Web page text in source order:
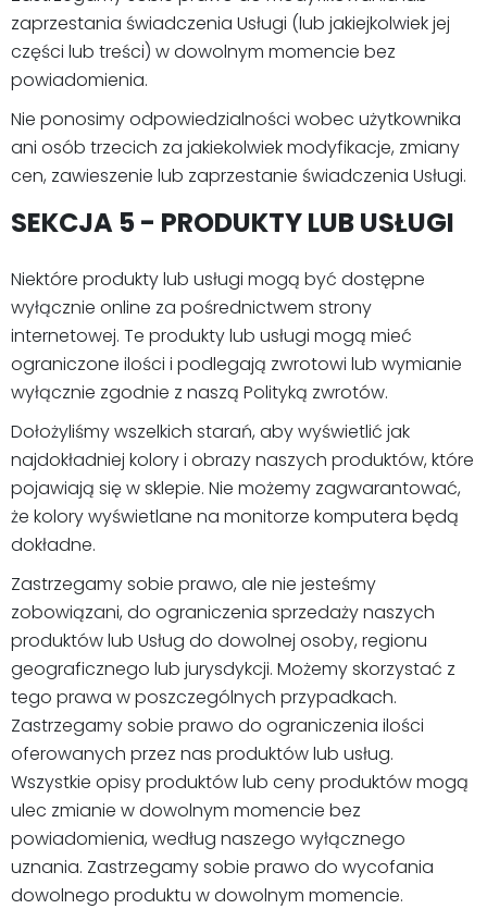
zaprzestania świadczenia Usługi (lub jakiejkolwiek jej
części lub treści) w dowolnym momencie bez
powiadomienia.
Nie ponosimy odpowiedzialności wobec użytkownika
ani osób trzecich za jakiekolwiek modyfikacje, zmiany
cen, zawieszenie lub zaprzestanie świadczenia Usługi.
SEKCJA 5 - PRODUKTY LUB USŁUGI
Niektóre produkty lub usługi mogą być dostępne
wyłącznie online za pośrednictwem strony
internetowej. Te produkty lub usługi mogą mieć
ograniczone ilości i podlegają zwrotowi lub wymianie
wyłącznie zgodnie z naszą Polityką zwrotów.
Dołożyliśmy wszelkich starań, aby wyświetlić jak
najdokładniej kolory i obrazy naszych produktów, które
pojawiają się w sklepie. Nie możemy zagwarantować,
że kolory wyświetlane na monitorze komputera będą
dokładne.
Zastrzegamy sobie prawo, ale nie jesteśmy
zobowiązani, do ograniczenia sprzedaży naszych
produktów lub Usług do dowolnej osoby, regionu
geograficznego lub jurysdykcji. Możemy skorzystać z
tego prawa w poszczególnych przypadkach.
Zastrzegamy sobie prawo do ograniczenia ilości
oferowanych przez nas produktów lub usług.
Wszystkie opisy produktów lub ceny produktów mogą
ulec zmianie w dowolnym momencie bez
powiadomienia, według naszego wyłącznego
uznania. Zastrzegamy sobie prawo do wycofania
dowolnego produktu w dowolnym momencie.